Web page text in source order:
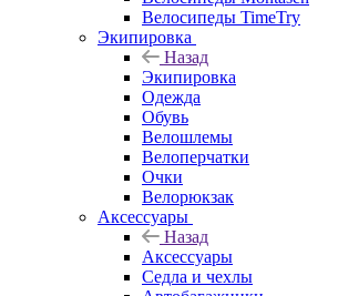
Велосипеды TimeTry
Экипировка
Назад
Экипировка
Одежда
Обувь
Велошлемы
Велоперчатки
Очки
Велорюкзак
Аксессуары
Назад
Аксессуары
Седла и чехлы